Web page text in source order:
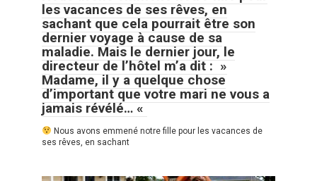
les vacances de ses rêves, en
sachant que cela pourrait être son
dernier voyage à cause de sa
maladie. Mais le dernier jour, le
directeur de l’hôtel m’a dit : »
Madame, il y a quelque chose
d’important que votre mari ne vous a
jamais révélé… «
Nous avons emmené notre fille pour les vacances de
ses rêves, en sachant